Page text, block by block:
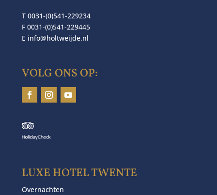
T 0031-(0)541-229234
F 0031-(0)541-229445
E info@holtweijde.nl
VOLG ONS OP:
LUXE HOTEL TWENTE
Overnachten